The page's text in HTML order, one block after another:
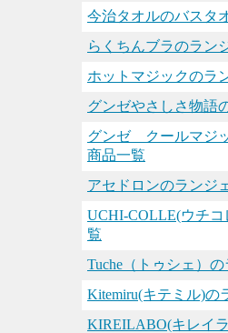
今治タオルのバスタ
らくちんブラのラン
ホットマジックのラ
グンゼやさしさ物語
グンゼ クールマジ
商品一覧
アセドロンのランジ
UCHI-COLLE(ウチ
覧
Tuche（トゥシェ）
Kitemiru(キテミル)の
KIREILABO(キレイ